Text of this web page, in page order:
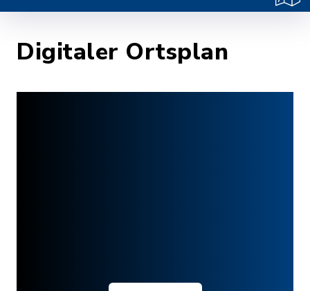
Digitaler Ortsplan